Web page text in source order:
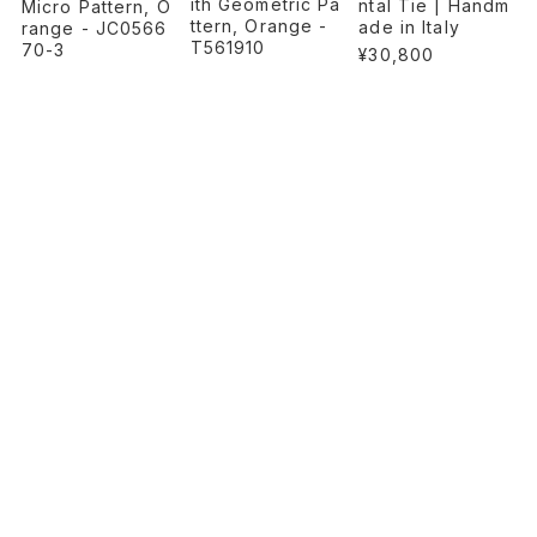
Micro Pattern, O
range - JC0566
70-3
ith Geometric Pa
ttern, Orange -
T561910
ntal Tie | Handm
ade in Italy
¥30,800